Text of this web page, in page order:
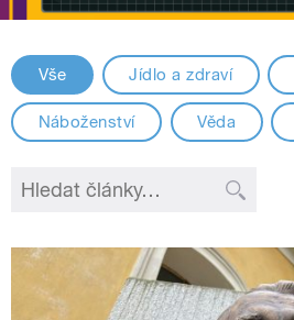
Vše Jídlo a zdraví
Náboženství Věda